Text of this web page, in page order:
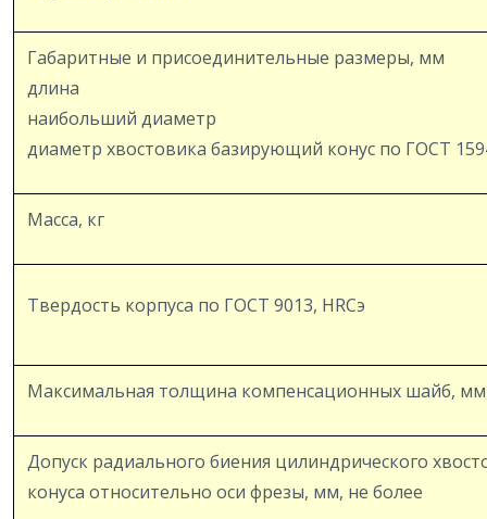
Габаритные и присоединительные размеры, мм
длина
наибольший диаметр
диаметр хвостовика базирующий конус по ГОСТ
Масса, кг
Твердость корпуса по ГОСТ 9013, HRCэ
Максимальная толщина компенсационных шайб,
Допуск радиального биения цилиндрического
конуса относительно оси фрезы, мм, не более